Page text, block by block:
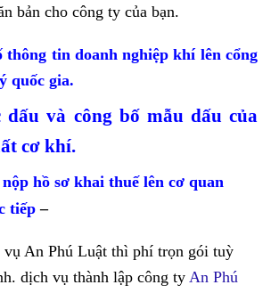
bản cho công ty của bạn.
thông tin doanh nghiệp khí lên cổng
quốc gia.
và công bố mẫu dấu của
cơ khí.
hồ sơ khai thuế lên cơ quan
tiếp –
vụ An Phú Luật thì phí trọn gói tuỳ
dịch vụ thành lập công ty An Phú